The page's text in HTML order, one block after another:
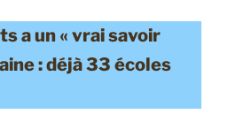
a un « vrai savoir
: déjà 33 écoles